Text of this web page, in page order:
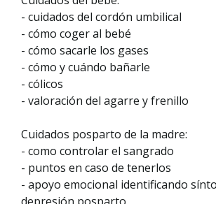
- cuidados del cordón umbilical
- cómo coger al bebé
- cómo sacarle los gases
- cómo y cuándo bañarle
- cólicos
- valoración del agarre y frenillo
Cuidados posparto de la madre:
- como controlar el sangrado
- puntos en caso de tenerlos
- apoyo emocional identificando